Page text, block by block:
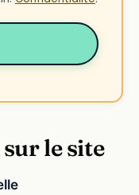
le site